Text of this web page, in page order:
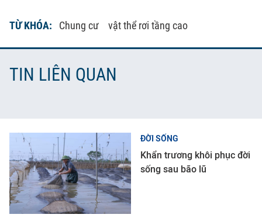
TỪ KHÓA: Chung cư vật thể rơi tầng cao
TIN LIÊN QUAN
ĐỜI SỐNG
Khẩn trương khôi phục đời
sống sau bão lũ